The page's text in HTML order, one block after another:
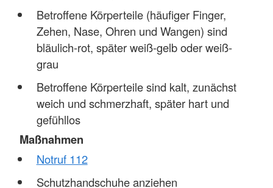
Betroffene Körperteile (häufiger Finger,
Zehen, Nase, Ohren und Wangen) sind
bläulich-rot, später weiß-gelb oder weiß-
grau
Betroffene Körperteile sind kalt, zunächst
weich und schmerzhaft, später hart und
gefühllos
Maßnahmen
Notruf 112
Schutzhandschuhe anziehen